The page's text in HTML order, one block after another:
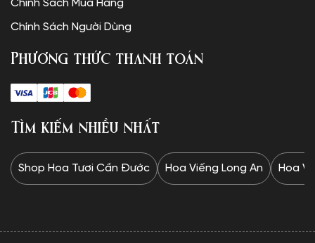
Chính Sách Mua Hàng
Chính Sách Người Dùng
Phương thức thanh toán
Tìm kiếm nhiều nhất
Shop Hoa Tươi Cần Đước Hoa Viếng Long An Hoa